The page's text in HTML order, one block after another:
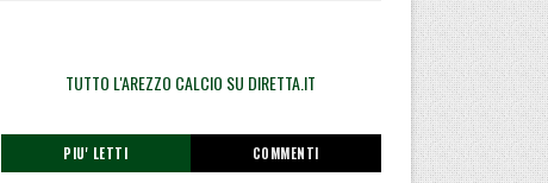
TUTTO L'AREZZO CALCIO SU DIRETTA.IT
PIU' LETTI COMMENTI